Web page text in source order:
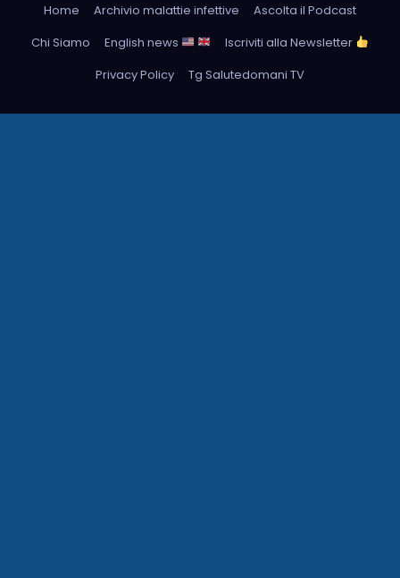
Home Archivio malattie infettive
Ascolta il Podcast
Chi Siamo
English news
Iscriviti alla Newsletter
Privacy Policy
Tg Salutedomani TV